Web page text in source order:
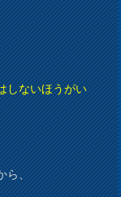
しないほうがい
ら、